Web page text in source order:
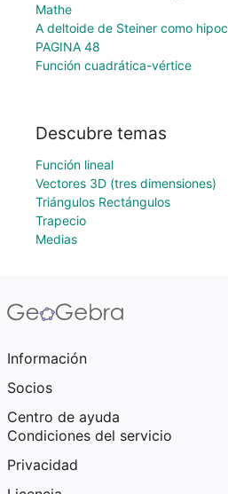
Mathe
A deltoide de Steiner como
PAGINA 48
Función cuadrática-vértice
Descubre temas
Función lineal
Vectores 3D (tres dimensiones)
Triángulos Rectángulos
Trapecio
Medias
Información
Socios
Centro de ayuda
Condiciones del servicio
Privacidad